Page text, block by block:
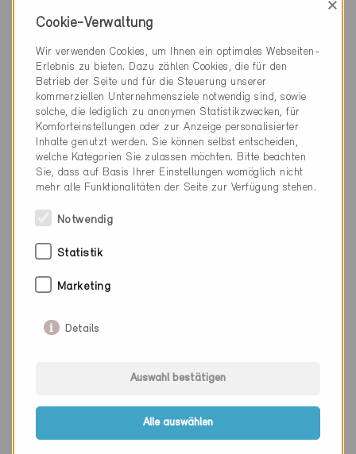
Niederglatt 9240
SG-2271
Neubau, MFH
Cookie-Verwaltung
×
Wir verwenden Cookies, um Ihnen ein optimales Webseiten-
Erlebnis zu bieten. Dazu zählen Cookies, die für den
Betrieb der Seite und für die Steuerung unserer
kommerziellen Unternehmensziele notwendig sind, sowie
solche, die lediglich zu anonymen Statistikzwecken, für
Komforteinstellungen oder zur Anzeige personalisierter
Inhalte genutzt werden. Sie können selbst entscheiden,
welche Kategorien Sie zulassen möchten. Bitte beachten
Sie, dass auf Basis Ihrer Einstellungen womöglich nicht
mehr alle Funktionalitäten der Seite zur Verfügung stehen.
Notwendig
Statistik
Marketing
Details
Auswahl bestätigen
Alle auswählen